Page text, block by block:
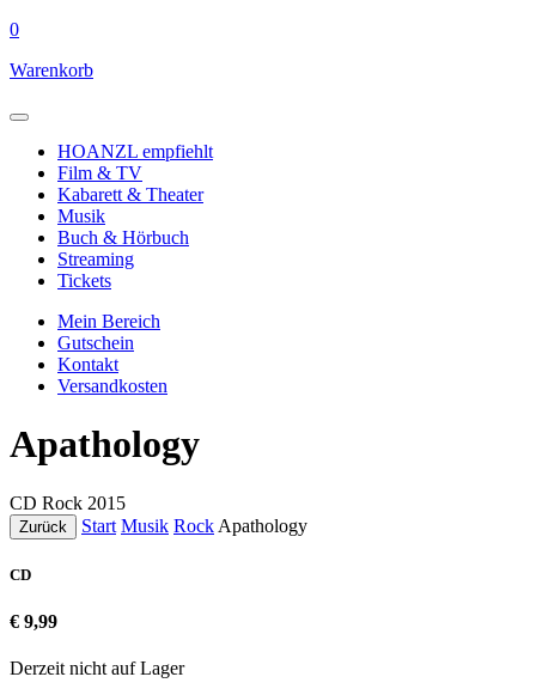
0
Warenkorb
HOANZL empfiehlt
Film & TV
Kabarett & Theater
Musik
Buch & Hörbuch
Streaming
Tickets
Mein Bereich
Gutschein
Kontakt
Versandkosten
Apathology
CD Rock 2015
Zurück Start Musik Rock Apathology
CD
€ 9,99
Derzeit nicht auf Lager